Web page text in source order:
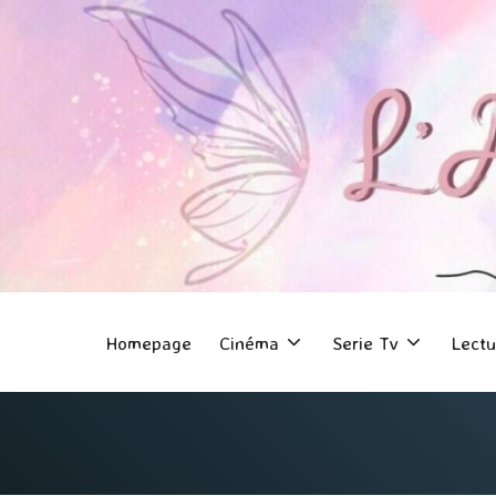
Homepage Cinéma Serie Tv